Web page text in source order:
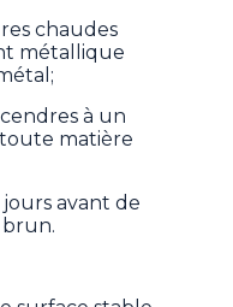
chaudes
métallique
à un
matière
avant de
brun.